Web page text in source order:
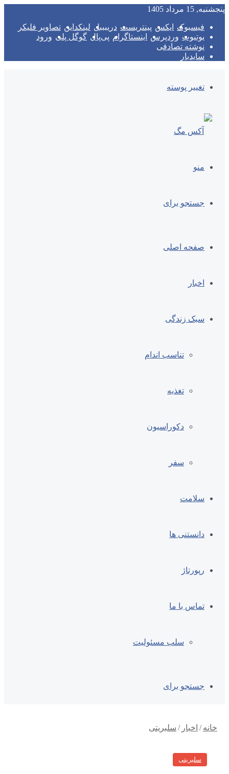
پنجشنبه, 15 مرداد 1405
فیسبوک ایکس پینتریست دریبببل لینکداین تصاویر فلیکر
یوتیوب وردپرس اینستاگرام پی‌پال گوگل پلی
ورود
نوشته تصادفی
سایدبار
تغییر پوسته
منو
جستجو برای
صفحه اصلی
اخبار
سبک زندگی
تناسب اندام
تغذیه
دکوراسیون
سفر
سلامت
دانستنی ها
رپورتاژ
تماس با ما
سلب مسئولیت
جستجو برای
خانه / اخبار / سلبریتی
سلبریتی